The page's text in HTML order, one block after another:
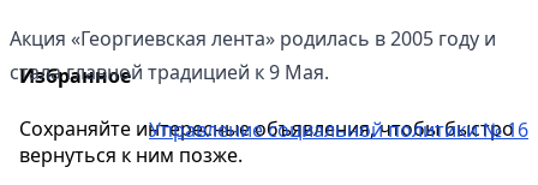
Избранное
Сохраняйте интересные объявления, чтобы быстро
вернуться к ним позже.
Акция «Георгиевская лента» родилась в 2005 году и
стала главной традицией к 9 Мая.
Управление социальной политики № 16